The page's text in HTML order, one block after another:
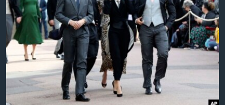
សម្ព័ន្ធ​
រំលង​
ចូល​
ទៅ​
កាន់​
ស្វែង​
Khmer English
បណ្តាញ​សង្គម
ភាសា